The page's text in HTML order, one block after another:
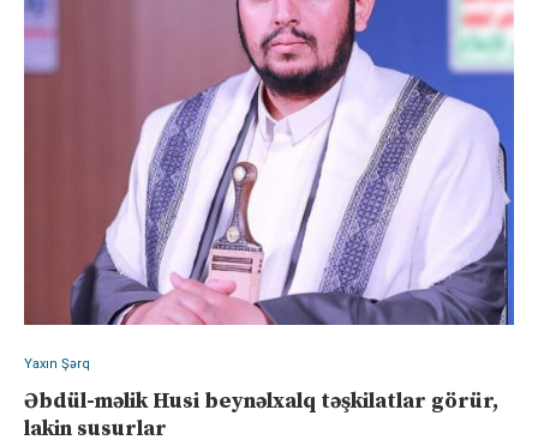
Yaxın Şərq
Əbdül-məlik Husi beynəlxalq təşkilatlar görür,
lakin susurlar